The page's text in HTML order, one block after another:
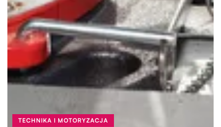
TECHNIKA I MOTORYZACJA